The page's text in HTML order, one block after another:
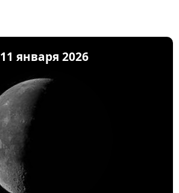
11 января 2026